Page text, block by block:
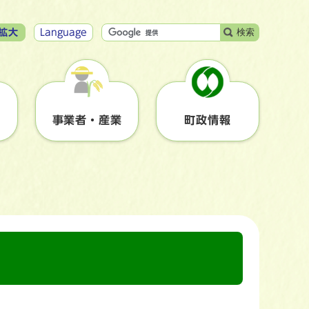
大 Language 検索
事業者・産業 町政情報